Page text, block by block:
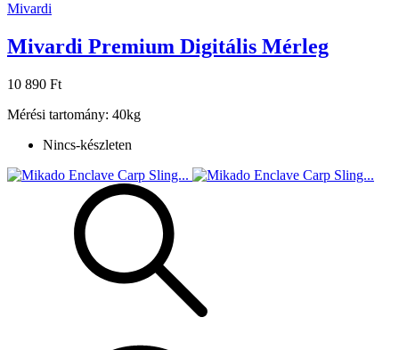
Mivardi
Mivardi Premium Digitális Mérleg
10 890 Ft
Mérési tartomány: 40kg
Nincs-készleten